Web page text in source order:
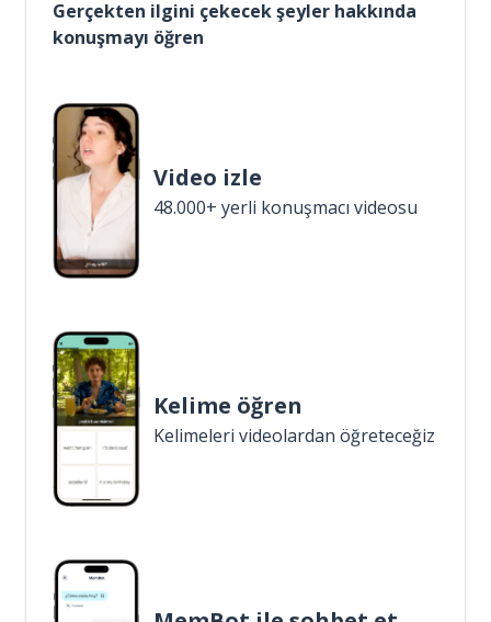
Gerçekten ilgini çekecek şeyler hakkında
konuşmayı öğren
Video izle
48.000+ yerli konuşmacı videosu
Kelime öğren
Kelimeleri videolardan öğreteceğiz